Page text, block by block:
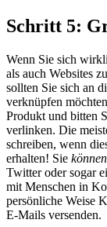
Schritt 5:
Wenn Sie sich
als auch Websites
sollten Sie sich an
verknüpfen
Produkt und bitten
verlinken. Die
schreiben, wenn
erhalten! Sie können
Twitter oder sogar
mit Menschen in
persönliche Weise
E-Mails versenden.